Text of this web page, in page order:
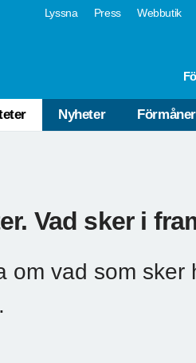
Lyssna Press Webbutik
Nyheter Förmåner
Vad sker i
om vad som sker